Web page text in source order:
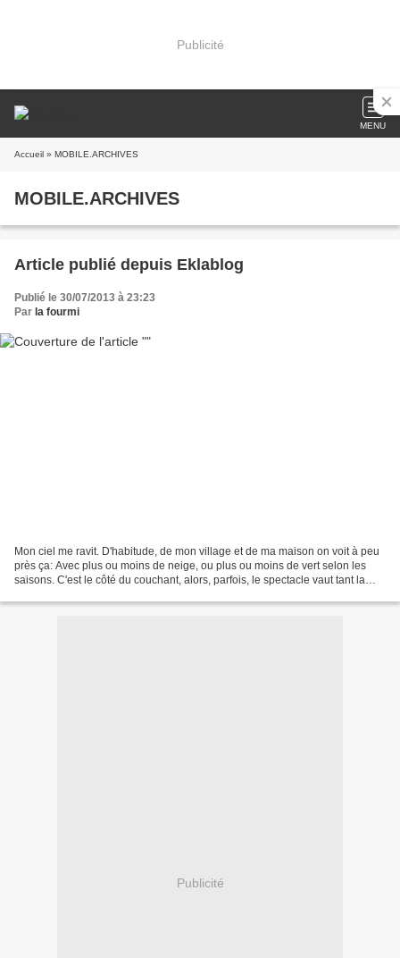
Publicité
MENU
Accueil » MOBILE.ARCHIVES
MOBILE.ARCHIVES
Article publié depuis Eklablog
Publié le 30/07/2013 à 23:23
Par la fourmi
Mon ciel me ravit. D'habitude, de mon village et de ma maison on voit à peu
près ça: Avec plus ou moins de neige, ou plus ou moins de vert selon les
saisons. C'est le côté du couchant, alors, parfois, le spectacle vaut tant la
Publicité